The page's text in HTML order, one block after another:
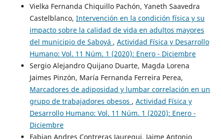
Vielka Fernanda Chiquillo Pachón, Yaneth Saavedra
Castelblanco, Intervención en la condición física y su
impacto sobre la calidad de vida en adultos mayores
del municipio de Saboyá , Actividad Física y Desarrollo
Humano: Vol. 11 Núm. 1 (2020): Enero - Diciembre
Sergio Alejandro Quijano Duarte, Magda Lorena
Jaimes Pinzón, María Fernanda Ferreira Perea,
Marcadores de adiposidad y lumbar correlación en un
grupo de trabajadores obesos , Actividad Física y
Desarrollo Humano: Vol. 11 Núm. 1 (2020): Enero -
Diciembre
Fabian Andres Contreras Jauregui, Jaime Antonio